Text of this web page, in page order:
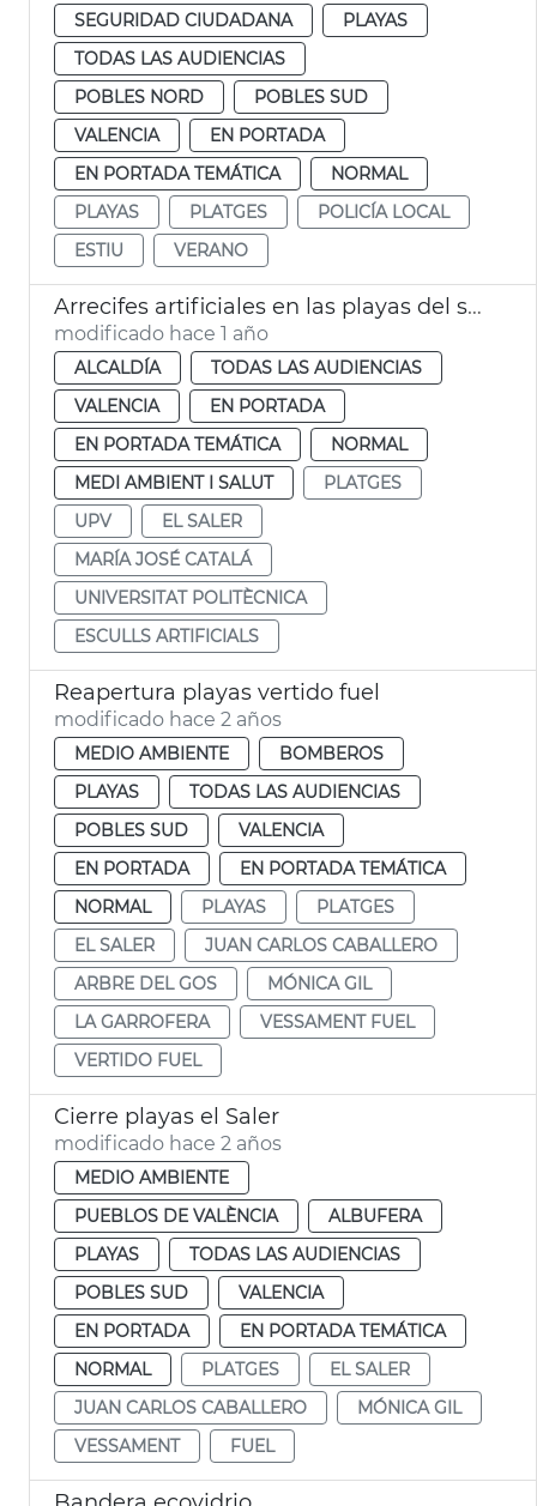
SEGURIDAD CIUDADANA
PLAYAS
TODAS LAS AUDIENCIAS
POBLES NORD
POBLES SUD
VALENCIA
EN PORTADA
EN PORTADA TEMÁTICA
NORMAL
PLAYAS
PLATGES
POLICÍA LOCAL
ESTIU
VERANO
Arrecifes artificiales en las playas del sur
modificado hace 1 año
ALCALDÍA
TODAS LAS AUDIENCIAS
VALENCIA
EN PORTADA
EN PORTADA TEMÁTICA
NORMAL
MEDI AMBIENT I SALUT
PLATGES
UPV
EL SALER
MARÍA JOSÉ CATALÁ
UNIVERSITAT POLITÈCNICA
ESCULLS ARTIFICIALS
Reapertura playas vertido fuel
modificado hace 2 años
MEDIO AMBIENTE
BOMBEROS
PLAYAS
TODAS LAS AUDIENCIAS
POBLES SUD
VALENCIA
EN PORTADA
EN PORTADA TEMÁTICA
NORMAL
PLAYAS
PLATGES
EL SALER
JUAN CARLOS CABALLERO
ARBRE DEL GOS
MÓNICA GIL
LA GARROFERA
VESSAMENT FUEL
VERTIDO FUEL
Cierre playas el Saler
modificado hace 2 años
MEDIO AMBIENTE
PUEBLOS DE VALÈNCIA
ALBUFERA
PLAYAS
TODAS LAS AUDIENCIAS
POBLES SUD
VALENCIA
EN PORTADA
EN PORTADA TEMÁTICA
NORMAL
PLATGES
EL SALER
JUAN CARLOS CABALLERO
MÓNICA GIL
VESSAMENT
FUEL